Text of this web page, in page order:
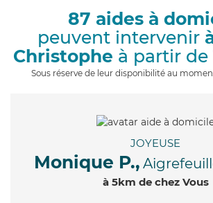
87 aides à
peuvent intervenir
Christophe à partir de
Sous réserve de leur disponibilité au
JOYEUSE
Monique P.,
à 5km de chez Vous